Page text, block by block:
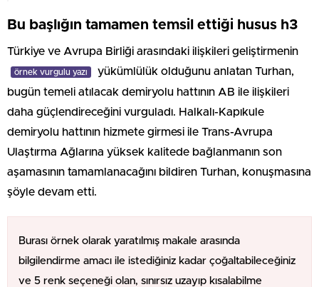
Bu başlığın tamamen temsil ettiği husus h3
Türkiye ve Avrupa Birliği arasındaki ilişkileri geliştirmenin
örnek vurgulu yazı
yükümlülük olduğunu anlatan Turhan,
bugün temeli atılacak demiryolu hattının AB ile ilişkileri
daha güçlendireceğini vurguladı. Halkalı-Kapıkule
demiryolu hattının hizmete girmesi ile Trans-Avrupa
Ulaştırma Ağlarına yüksek kalitede bağlanmanın son
aşamasının tamamlanacağını bildiren Turhan, konuşmasına
şöyle devam etti.
Burası örnek olarak yaratılmış makale arasında
bilgilendirme amacı ile istediğiniz kadar çoğaltabileceğiniz
ve 5 renk seçeneği olan, sınırsız uzayıp kısalabilme